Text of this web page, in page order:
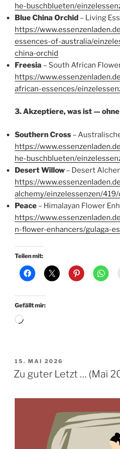
he-buschblueten/
Blue China Orchid – Living
https://
essences-of-australia/
china-orchid
Freesia – South African
https://
african-essences/
3. Akzeptiere, was ist —
Southern Cross –
https://
he-buschblueten/
Desert Willow – Desert
https://
alchemy/einzelessenzen/
Peace – Himalayan Flower
https://
n-flower-enhancers/gulaga-
Teilen mit:
Gefällt mir:
Wird
VERÖFFENTLICHT
AM
15. MAI 2026
Zu guter Letzt … (Mai